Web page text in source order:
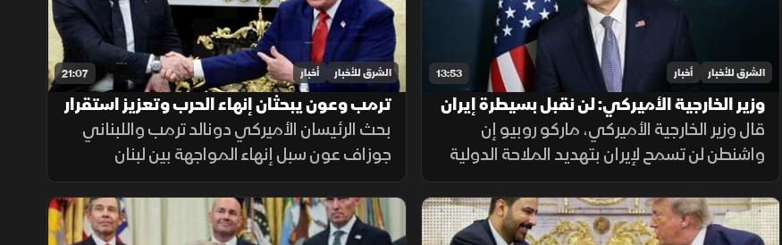
13:53 الشرق للأخبار أخبار
وزير الخارجية الأميركي: لن نقبل بسيطرة إيران
على المعابر البحرية
قال وزير الخارجية الأميركي، ماركو روبيو إن
واشنطن لن تسمح لإيران بتهديد الملاحة الدولية
أو التحكم بحركة السفن، مشددا على أن الخيار
الدبلوماسي لا يزال مطروحا، لكن أزمة الثقة مع
طهران تعيق أي اتفاق.
21:07 الشرق للأخبار أخبار
ترمب وعون يبحثان إنهاء الحرب وتعزيز استقرار
لبنان
بحث الرئيسان الأميركي دونالد ترمب واللبناني
جوزاف عون سبل إنهاء المواجهة بين لبنان
وإسرائيل، وتعزيز دور الجيش اللبناني، إلى جانب
تطورات الملف الإيراني.